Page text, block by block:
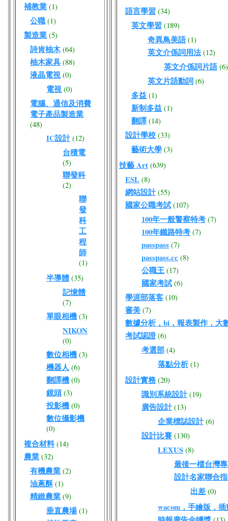
補教業 (1)
公職 (1)
製造業 (5)
詩肯柚木 (64)
柚木家具 (88)
液晶電視 (0)
電視 (0)
電腦、通信及消費
電子產品製造業
(48)
IC設計 (12)
台積電
(5)
聯發科
(2)
聯
發
科
工
程
師
(1)
半導體 (35)
記憶體
(7)
單眼相機 (3)
NIKON
(0)
數位相機 (3)
機器人 (6)
翻譯機 (0)
鏡頭 (3)
投影機 (0)
數位攝影機
(0)
複合材料 (14)
農業 (32)
有機農業 (2)
油蔥酥 (1)
精緻農業 (9)
垂直農場 (1)
語言學習 (34)
英文學習 (189)
奇異鳥美語 (1)
英文介係詞用法 (12)
英文介係詞片語 (6)
英文片語動詞 (6)
多益 (1)
新制多益 (1)
翻譯 (14)
設計學校 (33)
藝術大學 (3)
技藝 Art (639)
ESL (8)
網站設計 (55)
國家公職考試 (107)
100年一般警察特考 (7)
100年鐵路特考 (7)
passpass (7)
passpass.cc (8)
公職王 (17)
國家考試 (6)
學涯部落客 (10)
審美 (7)
數據分析，bi，報表製作，大
考試認證 (6)
考選部 (4)
落點分析 (1)
設計實務 (20)
識別系統設計 (19)
廣告設計 (13)
企業標誌設計 (6)
設計比賽 (130)
LEXUS (8)
最後一檔台灣
設計名家聯合
出差 (0)
wacom，手繪版，